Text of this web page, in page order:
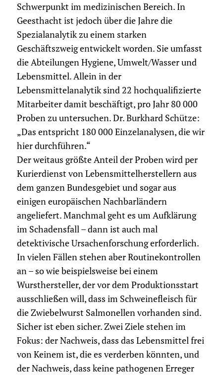
Schwerpunkt im medizinischen Bereich. In
Geesthacht ist jedoch über die Jahre die
Spezialanalytik zu einem starken
Geschäftszweig entwickelt worden. Sie umfasst
die Abteilungen Hygiene, Umwelt/Wasser und
Lebensmittel. Allein in der
Lebensmittelanalytik sind 22 hochqualifizierte
Mitarbeiter damit beschäftigt, pro Jahr 80 000
Proben zu untersuchen. Dr. Burkhard Schütze:
„Das entspricht 180 000 Einzelanalysen, die wir
hier durchführen.“
Der weitaus größte Anteil der Proben wird per
Kurierdienst von Lebensmittelherstellern aus
dem ganzen Bundesgebiet und sogar aus
einigen europäischen Nachbarländern
angeliefert. Manchmal geht es um Aufklärung
im Schadensfall – dann ist auch mal
detektivische Ursachenforschung erforderlich.
In vielen Fällen stehen aber Routinekontrollen
an – so wie beispielsweise bei einem
Wursthersteller, der vor dem Produktionsstart
ausschließen will, dass im Schweinefleisch für
die Zwiebelwurst Salmonellen vorhanden sind.
Sicher ist eben sicher. Zwei Ziele stehen im
Fokus: der Nachweis, dass das Lebensmittel frei
von Keinem ist, die es verderben könnten, und
der Nachweis, dass keine pathogenen Erreger